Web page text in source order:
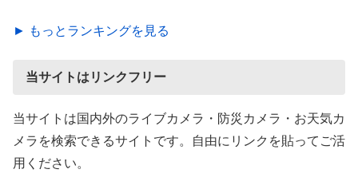
► もっとランキングを見る
当サイトはリンクフリー
当サイトは国内外のライブカメラ・防災カメラ・お天気カ
メラを検索できるサイトです。自由にリンクを貼ってご活
用ください。